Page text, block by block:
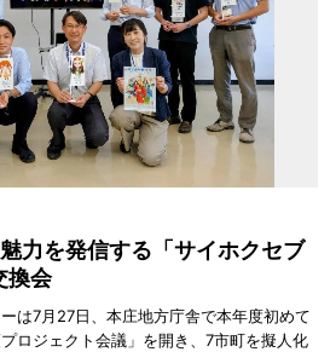
力を発信する「サイホクセブ
換会
は7月27日、本庄地方庁舎で本年度初めて
ロジェクト会議」を開き、7市町を擬人化